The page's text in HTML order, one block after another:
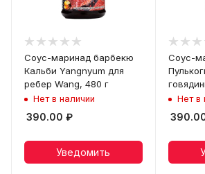
Соус-маринад барбекю
Кальби Yangnyum для
ребер Wang, 480 г
Нет в наличии
390.00 ₽
Уведомить
Соус-
Нет в